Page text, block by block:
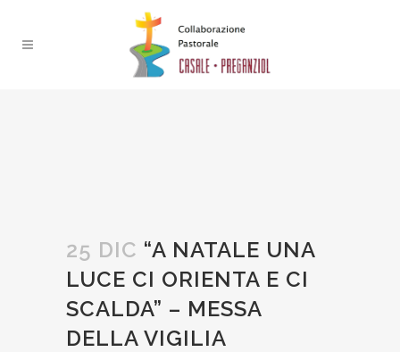
25 DIC “A NATALE UNA
LUCE CI ORIENTA E CI
SCALDA” – MESSA
DELLA VIGILIA